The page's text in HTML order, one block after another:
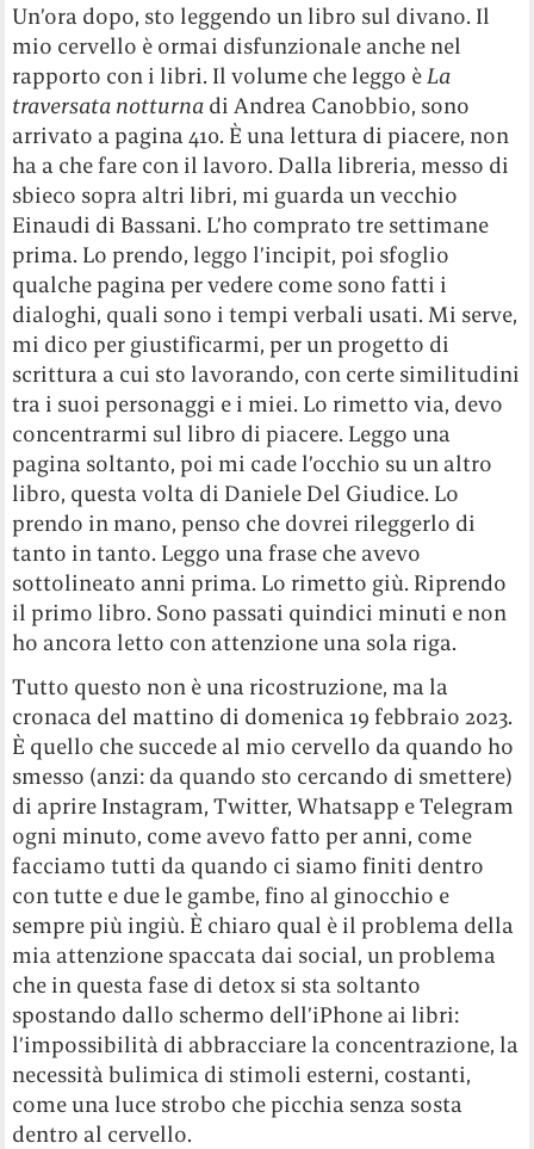
Un’ora dopo, sto leggendo un libro sul divano. Il
mio cervello è ormai disfunzionale anche nel
rapporto con i libri. Il volume che leggo èLa
traversata notturna di Andrea Canobbio, sono
arrivato a pagina 410. È una lettura di piacere, non
ha a che fare con il lavoro. Dalla libreria, messo di
sbieco sopra altri libri, mi guarda un vecchio
Einaudi di Bassani. L’ho comprato tre settimane
prima. Lo prendo, leggo l’incipit, poi sfoglio
qualche pagina per vedere come sono fatti i
dialoghi, quali sono i tempi verbali usati. Mi serve,
mi dico per giustificarmi, per un progetto di
scrittura a cui sto lavorando, con certe similitudini
tra i suoi personaggi e i miei. Lo rimetto via, devo
concentrarmi sul libro di piacere. Leggo una
pagina soltanto, poi mi cade l’occhio su un altro
libro, questa volta di Daniele Del Giudice. Lo
prendo in mano, penso che dovrei rileggerlo di
tanto in tanto. Leggo una frase che avevo
sottolineato anni prima. Lo rimetto giù. Riprendo
il primo libro. Sono passati quindici minuti e non
ho ancora letto con attenzione una sola riga.
Tutto questo non è una ricostruzione, ma la
cronaca del mattino di domenica 19 febbraio 2023.
È quello che succede al mio cervello da quando ho
smesso (anzi: da quando sto cercando di smettere)
di aprire Instagram, Twitter, Whatsapp e Telegram
ogni minuto, come avevo fatto per anni, come
facciamo tutti da quando ci siamo finiti dentro
con tutte e due le gambe, fino al ginocchio e
sempre più ingiù. È chiaro qual è il problema della
mia attenzione spaccata dai social, un problema
che in questa fase di detox si sta soltanto
spostando dallo schermo dell’iPhone ai libri:
l’impossibilità di abbracciare la concentrazione, la
necessità bulimica di stimoli esterni, costanti,
come una luce strobo che picchia senza sosta
dentro al cervello.